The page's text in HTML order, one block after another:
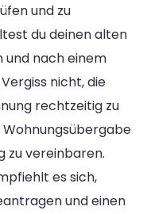
und zu
du deinen alten
nach einem
nicht, die
rechtzeitig zu
zu vereinbaren.
es sich,
und einen